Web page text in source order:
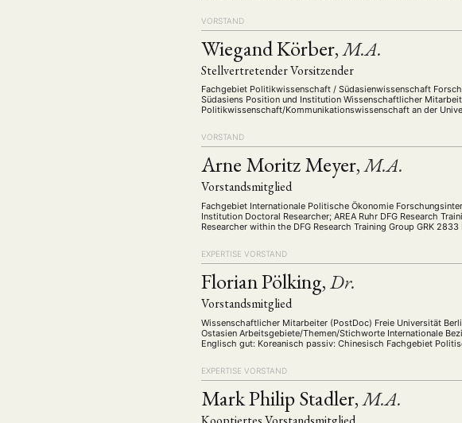
VORSTAND
Wiegand Körber,M.A.
Stellvertretender Vorsitzender
Fachgebiet Politikwissenschaft / Südasienwissenschaft
Südasiens Position und Institution Wissenschaftlicher
Politikwissenschaft/Kommunikationswissenschaft an der
VORSTAND
Arne Moritz Meyer,M.A.
Vorstandsmitglied
Fachgebiet Internationale Politische Ökonomie
Institution Doctoral Researcher; AREA Ruhr DFG Research
Researcher within the DFG Research Training Group GRK
EXPERTISE VORSTAND
Florian Pölking,Dr.
Vorstandsmitglied
Wissenschaftlicher Mitarbeiter (PostDoc) Freie Universität
Ostasien Arbeitsgebiete/Themen/Stichworte Internationale
Englisch gut: Koreanisch passiv: Chinesisch Fachgebiet
EXPERTISE VORSTAND
Mark Philip Stadler,M.A.